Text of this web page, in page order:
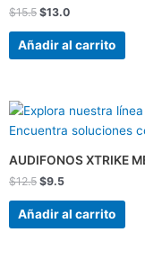
$15.5 $13.0
Añadir al carrito
AUDIFONOS XTRIKE
$12.5
El
precio
original
$12.5.
$9.5
El
actual
$9.5.
Añadir al carrito